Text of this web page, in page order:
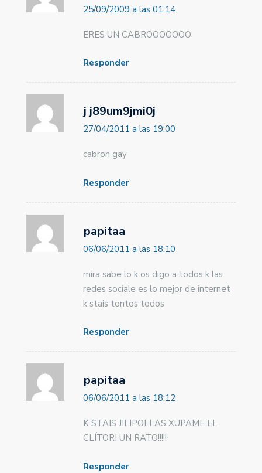
25/09/2009 a las 01:14
ERES UN CABROOOOOOO
Responder
j j89um9jmi0j
27/04/2011 a las 19:00
cabron gay
Responder
papitaa
06/06/2011 a las 18:10
mira sabe lo k os digo a todos k las
redes sociale es lo mejor de internet
k stais tontos todos
Responder
papitaa
06/06/2011 a las 18:12
K STAIS JILIPOLLAS XUPAME EL
CLÍTORI UN RATO!!!!!
Responder